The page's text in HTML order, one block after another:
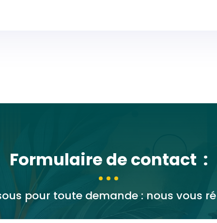
Formulaire de contact :
pour toute demande : nous vous